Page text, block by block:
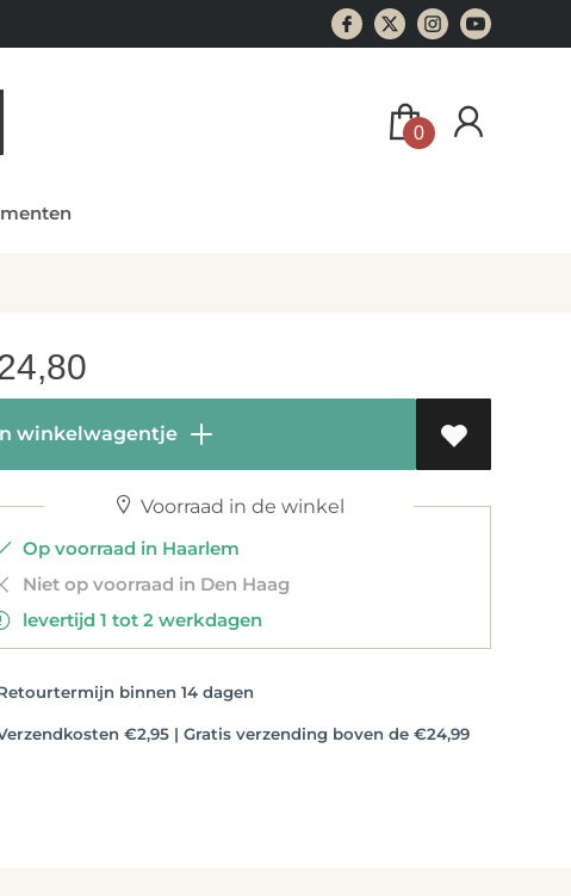
0
winkelwagentje
Voorraad in de winkel
Op voorraad in Haarlem
Niet op voorraad in Den Haag
levertijd 1 tot 2 werkdagen
binnen 14 dagen
€2,95 | Gratis verzending boven de €24,99